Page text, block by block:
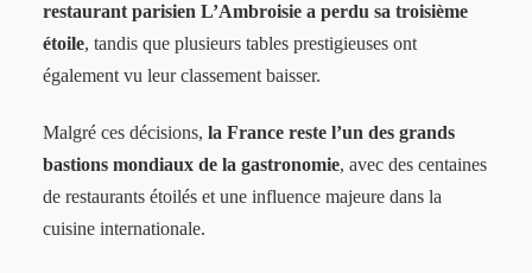
restaurant parisien L’Ambroisie a perdu sa troisième
étoile, tandis que plusieurs tables prestigieuses ont
également vu leur classement baisser.
Malgré ces décisions, la France reste l’un des grands
bastions mondiaux de la gastronomie, avec des centaines
de restaurants étoilés et une influence majeure dans la
cuisine internationale.